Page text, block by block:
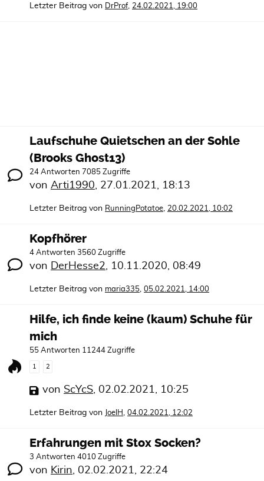
Letzter Beitrag von DrProf, 24.02.2021, 19:00
Laufschuhe Quietschen an der Sohle
(Brooks Ghost13)
24 Antworten 7085 Zugriffe
von Arti1990 27.01.2021, 18:13
Letzter Beitrag von RunningPotatoe 20.02.2021, 10:02
Kopfhörer
4 Antworten 3560 Zugriffe
von DerHesse2 10.11.2020, 08:49
Letzter Beitrag von maria335 05.02.2021, 14:00
Hilfe, ich finde keine (kaum) Schuhe für
mich
55 Antworten 11244 Zugriffe
1 2
von ScYcS, 02.02.2021, 10:25
Letzter Beitrag von JoelH, 04.02.2021, 12:02
Erfahrungen mit Stox Socken?
3 Antworten 4010 Zugriffe
von Kirin, 02.02.2021, 22:24